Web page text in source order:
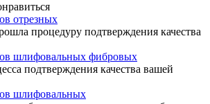
отрезных
процедуру подтверждения качества
шлифовальных фибровых
подтверждения качества вашей
шлифовальных